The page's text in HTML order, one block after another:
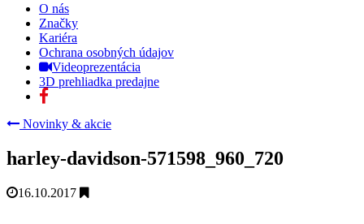
O nás
Značky
Kariéra
Ochrana osobných údajov
Videoprezentácia
3D prehliadka predajne
Novinky & akcie
harley-davidson-571598_960_720
16.10.2017